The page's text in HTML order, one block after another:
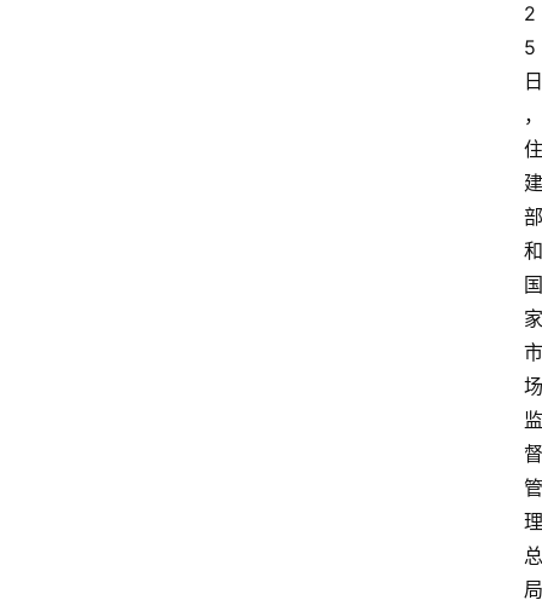
2
5
日
，
住
建
部
和
国
家
市
场
监
督
管
理
总
局